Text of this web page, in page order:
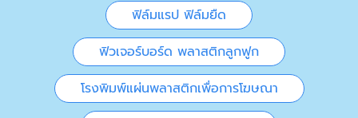
ฟิล์มแรป ฟิล์มยืด
ฟิวเจอร์บอร์ด พลาสติกลูกฟูก
โรงพิมพ์แผ่นพลาสติกเพื่อการโฆษณา